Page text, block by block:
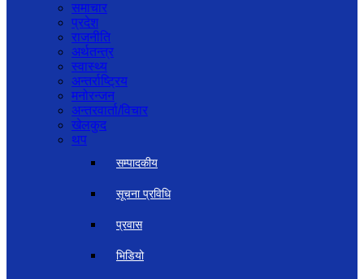
समाचार
प्रदेश
राजनीति
अर्थतन्त्र
स्वास्थ्य
अन्तर्राष्ट्रिय
मनोरन्जन
अन्तरवार्ता/विचार
खेलकुद
थप
सम्पादकीय
सूचना प्रविधि
प्रवास
भिडियो